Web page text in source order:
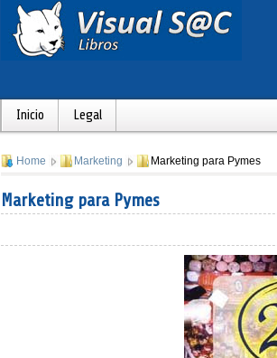
Inicio Legal
Home Marketing Marketing para Pymes
Marketing para Pymes